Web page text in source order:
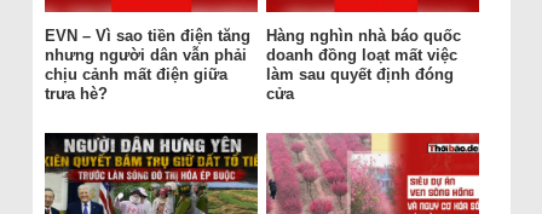
EVN – Vì sao tiền điện tăng
nhưng người dân vẫn phải
chịu cảnh mất điện giữa
trưa hè?
Hàng nghìn nhà báo quốc
doanh đồng loạt mất việc
làm sau quyết định đóng
cửa